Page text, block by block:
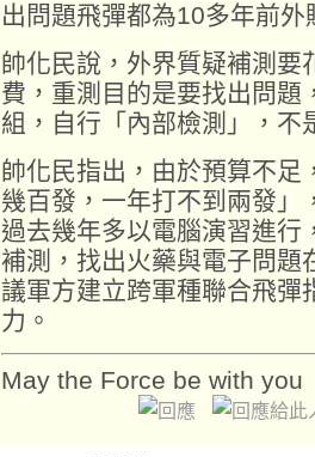
出問題飛彈都為10多年前外
帥化民說，外界質疑補測要
費，重測目的是要找出問題
組，自行「內部檢測」，不
帥化民指出，由於預算不足
幾百發，一年打不到兩發」
過去幾年多以電腦演習進行
補測，找出火藥與電子問題
議軍方建立跨軍種聯合飛彈
力。
May the Force be with you